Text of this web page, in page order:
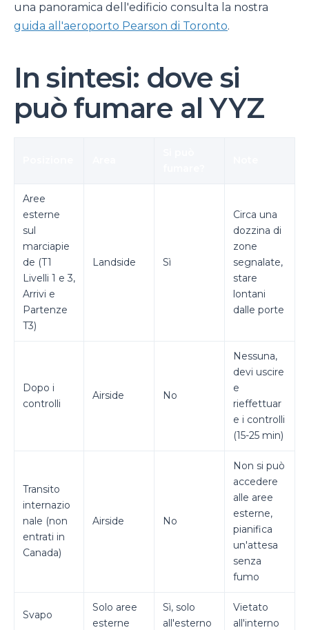
una panoramica dell'edificio consulta la nostra
guida all'aeroporto Pearson di Toronto.
In sintesi: dove si
può fumare al YYZ
Aree
esterne
sul
marciapie
de (T1
Livelli 1 e 3,
Arrivi e
Partenze
T3)
Landside Sì
Circa una
dozzina di
zone
segnalate,
stare
lontani
dalle porte
Dopo i
controlli
Airside No
Nessuna,
devi uscire
e
rieffettuar
e i controlli
(15-25 min)
Transito
internazio
nale (non
entrati in
Canada)
Airside No
Non si può
accedere
alle aree
esterne,
pianifica
un'attesa
senza
fumo
Svapo
Solo aree
esterne
Sì, solo
all'esterno
Vietato
all'interno